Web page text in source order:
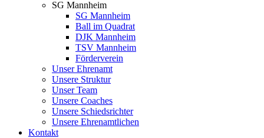
SG Mannheim
SG Mannheim
Ball im Quadrat
DJK Mannheim
TSV Mannheim
Förderverein
Unser Ehrenamt
Unsere Struktur
Unser Team
Unsere Coaches
Unsere Schiedsrichter
Unsere Ehrenamtlichen
Kontakt